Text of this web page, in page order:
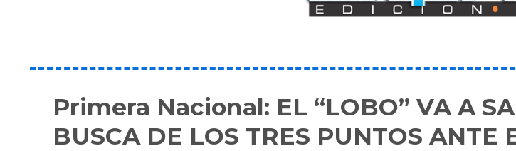
Primera Nacional: EL “LOBO” VA A
BUSCA DE LOS TRES PUNTOS ANTE